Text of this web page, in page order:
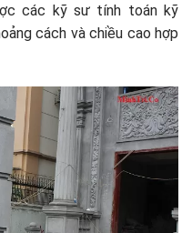
các kỹ sư tính toán kỹ
cách và chiều cao hợp